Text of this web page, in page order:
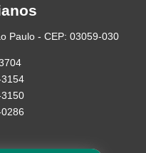
Paulo - CEP: 03059-030